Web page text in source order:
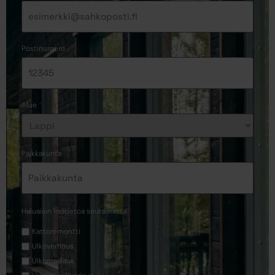
Postinumero *
Alue *
Paikkakunta
Haluaisin lisätietoa seuraavasta *
Kattoremontti
Ulkoverhous
Ulkomaalaus